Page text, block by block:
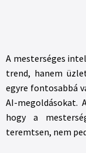
A mesterséges
trend, hanem
egyre fontosabbá
AI-megoldásokat.
hogy a
teremtsen, nem